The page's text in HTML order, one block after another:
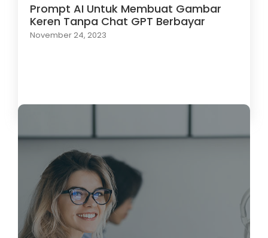
Prompt AI Untuk Membuat Gambar
Keren Tanpa Chat GPT Berbayar
November 24, 2023